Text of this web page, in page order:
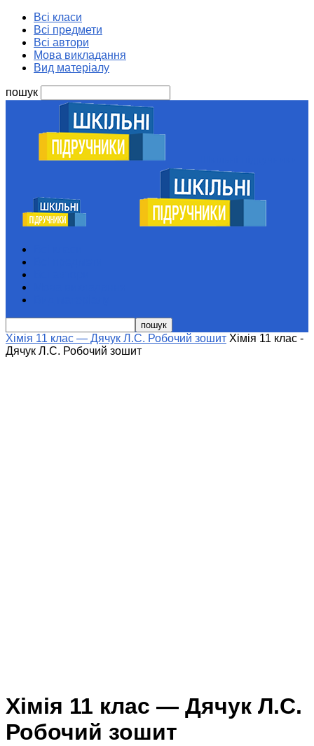
Всі класи
Всі предмети
Всі автори
Мова викладання
Вид матеріалу
пошук
Хімія 11 клас — Дячук Л.С. Робочий зошит Хімія 11 клас -
Дячук Л.С. Робочий зошит
Хімія 11 клас — Дячук Л.С.
Робочий зошит